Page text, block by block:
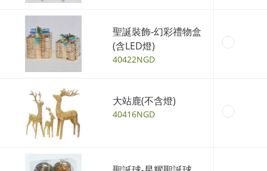
聖誕裝飾-幻彩禮物盒
(含LED燈)
40422NGD
大站鹿(不含燈)
40416NGD